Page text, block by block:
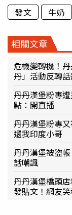
發文
牛奶
相關文章
危機變轉機！
丹」活動反轉
丹丹漢堡粉專
點：開直播
丹丹漢堡粉專
還我印度小哥
丹丹漢堡被盜
話嘲諷
丹丹漢堡橋頭
發貼文！網友